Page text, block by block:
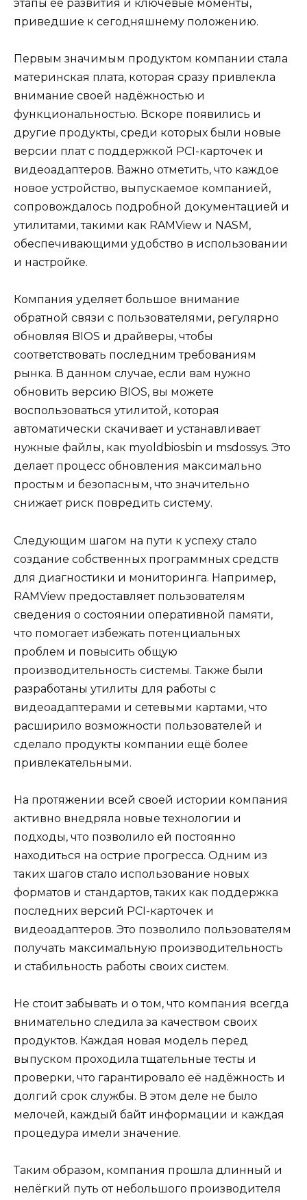
этапы её развития и ключевые моменты,
приведшие к сегодняшнему положению.
Первым значимым продуктом компании стала
материнская плата, которая сразу привлекла
внимание своей надёжностью и
функциональностью. Вскоре появились и
другие продукты, среди которых были новые
версии плат с поддержкой PCI-карточек и
видеоадаптеров. Важно отметить, что каждое
новое устройство, выпускаемое компанией,
сопровождалось подробной документацией и
утилитами, такими как RAMView и NASM,
обеспечивающими удобство в использовании
и настройке.
Компания уделяет большое внимание
обратной связи с пользователями, регулярно
обновляя BIOS и драйверы, чтобы
соответствовать последним требованиям
рынка. В данном случае, если вам нужно
обновить версию BIOS, вы можете
воспользоваться утилитой, которая
автоматически скачивает и устанавливает
нужные файлы, как myoldbiosbin и msdossys. Это
делает процесс обновления максимально
простым и безопасным, что значительно
снижает риск повредить систему.
Следующим шагом на пути к успеху стало
создание собственных программных средств
для диагностики и мониторинга. Например,
RAMView предоставляет пользователям
сведения о состоянии оперативной памяти,
что помогает избежать потенциальных
проблем и повысить общую
производительность системы. Также были
разработаны утилиты для работы с
видеоадаптерами и сетевыми картами, что
расширило возможности пользователей и
сделало продукты компании ещё более
привлекательными.
На протяжении всей своей истории компания
активно внедряла новые технологии и
подходы, что позволило ей постоянно
находиться на острие прогресса. Одним из
таких шагов стало использование новых
форматов и стандартов, таких как поддержка
последних версий PCI-карточек и
видеоадаптеров. Это позволило пользователям
получать максимальную производительность
и стабильность работы своих систем.
Не стоит забывать и о том, что компания всегда
внимательно следила за качеством своих
продуктов. Каждая новая модель перед
выпуском проходила тщательные тесты и
проверки, что гарантировало её надёжность и
долгий срок службы. В этом деле не было
мелочей, каждый байт информации и каждая
процедура имели значение.
Таким образом, компания прошла длинный и
нелёгкий путь от небольшого производителя